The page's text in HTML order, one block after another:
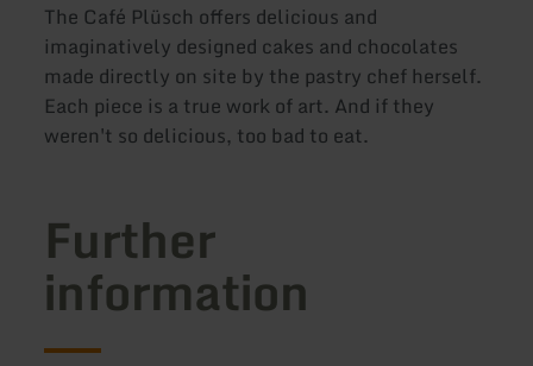
The Café Plüsch offers delicious and
imaginatively designed cakes and chocolates
made directly on site by the pastry chef herself.
Each piece is a true work of art. And if they
weren't so delicious, too bad to eat.
Further
information